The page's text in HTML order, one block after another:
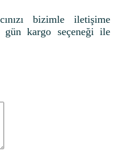
bizimle iletişime
kargo seçeneği ile